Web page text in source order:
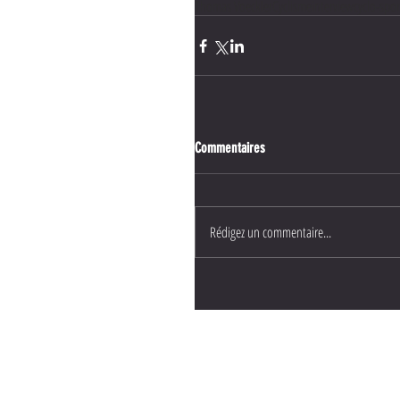
Commentaires
Rédigez un commentaire...